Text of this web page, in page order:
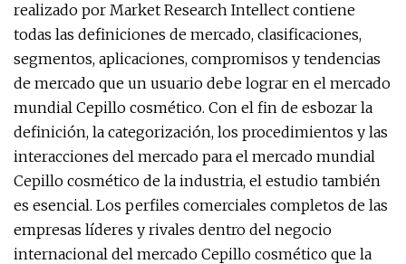
realizado por Market Research Intellect contiene
todas las definiciones de mercado, clasificaciones,
segmentos, aplicaciones, compromisos y tendencias
de mercado que un usuario debe lograr en el mercado
mundial Cepillo cosmético. Con el fin de esbozar la
definición, la categorización, los procedimientos y las
interacciones del mercado para el mercado mundial
Cepillo cosmético de la industria, el estudio también
es esencial. Los perfiles comerciales completos de las
empresas líderes y rivales dentro del negocio
internacional del mercado Cepillo cosmético que la